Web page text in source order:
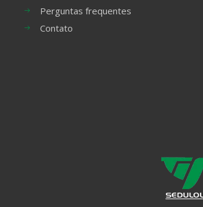
Perguntas frequentes
Contato